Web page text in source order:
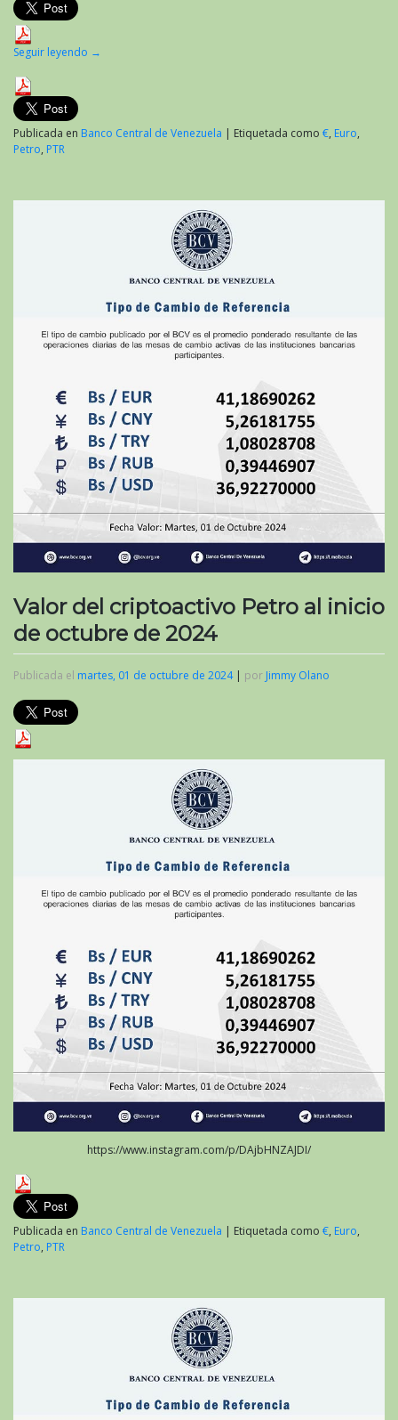
Seguir leyendo →
Publicada en Banco Central de Venezuela | Etiquetada como €, Euro,
Petro, PTR
Valor del criptoactivo Petro al inicio
de octubre de 2024
Publicada el martes, 01 de octubre de 2024| por Jimmy Olano
https://www.instagram.com/p/DAjbHNZAJDI/
Publicada en Banco Central de Venezuela | Etiquetada como €, Euro,
Petro, PTR